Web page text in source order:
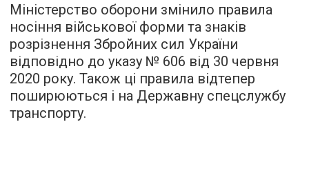
Міністерство оборони змінило правила
носіння військової форми та знаків
розрізнення Збройних сил України
відповідно до указу № 606 від 30 червня
2020 року. Також ці правила відтепер
поширюються і на Державну спецслужбу
транспорту.